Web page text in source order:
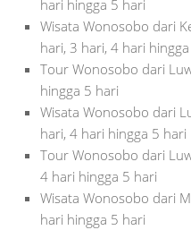
hari hingga 5 hari
Wisata Wonosobo dari
hari, 3 hari, 4 hari
Tour Wonosobo dari
hingga 5 hari
Wisata Wonosobo dari
hari, 4 hari hingga 5 hari
Tour Wonosobo dari
4 hari hingga 5 hari
Wisata Wonosobo dari
hari hingga 5 hari